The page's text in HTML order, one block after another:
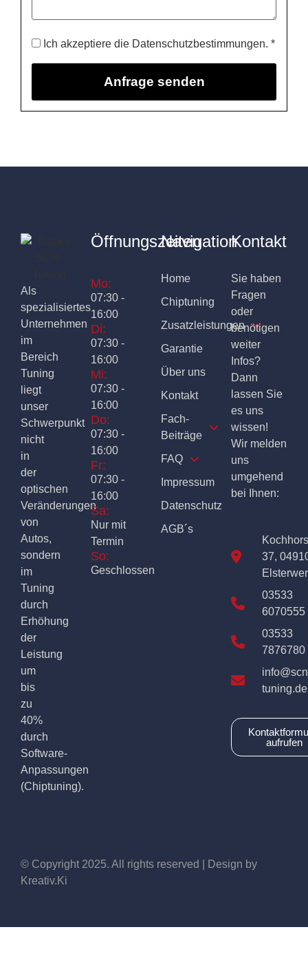
Ich akzeptiere die Datenschutzbestimmungen. *
Als
spezialisiertes
Unternehmen
im
Bereich
Tuning
liegt
unser
Schwerpunkt
nicht
in
der
optischen
Veränderungen
von
Autos,
sondern
im
Tuning
durch
Erhöhung
der
Leistung
um
bis
zu
40%
durch
Software-
Anpassungen
(Chiptuning).
Öffnungszeiten
Mo:
07:30 -
16:00
Di:
07:30 -
16:00
Mi:
07:30 -
16:00
Do:
07:30 -
16:00
Fr:
07:30 -
16:00
Sa:
Nur mit
Termin
So:
Geschlossen
Navigation
Home
Chiptuning
Zusatzleistungen
Garantie
Über uns
Kontakt
Fach-
Beiträge
FAQ
Impressum
Datenschutz
AGB´s
Kontakt
Sie haben
Fragen
oder
benötigen
weiter
Infos?
Dann
lassen Sie
es uns
wissen!
Wir melden
uns
umgehend
bei Ihnen:
37,
03533
6070555
03533
7876780
tuning.de
aufrufen
© Copyright 2025. All rights reserved | Design by
Kreativ.Ki